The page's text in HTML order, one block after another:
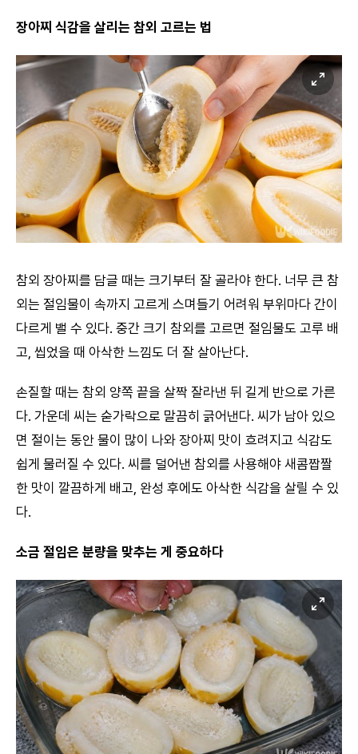
장아찌 식감을 살리는 참외 고르는 법
참외 장아찌를 담글 때는 크기부터 잘 골라야 한다. 너무 큰 참
외는 절임물이 속까지 고르게 스며들기 어려워 부위마다 간이
다르게 밸 수 있다. 중간 크기 참외를 고르면 절임물도 고루 배
고, 씹었을 때 아삭한 느낌도 더 잘 살아난다.
손질할 때는 참외 양쪽 끝을 살짝 잘라낸 뒤 길게 반으로 가른
다. 가운데 씨는 숟가락으로 말끔히 긁어낸다. 씨가 남아 있으
면 절이는 동안 물이 많이 나와 장아찌 맛이 흐려지고 식감도
쉽게 물러질 수 있다. 씨를 덜어낸 참외를 사용해야 새콤짭짤
한 맛이 깔끔하게 배고, 완성 후에도 아삭한 식감을 살릴 수 있
다.
소금 절임은 분량을 맞추는 게 중요하다